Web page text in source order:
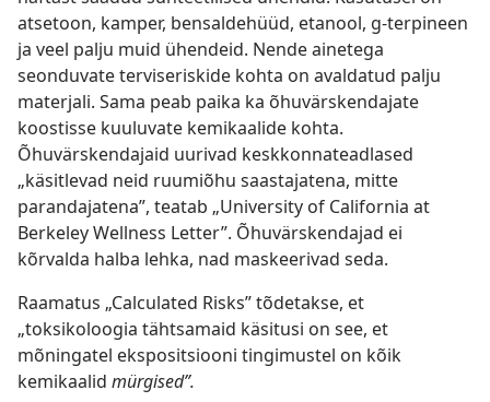
atsetoon, kamper, bensaldehüüd, etanool, g-terpineen
ja veel palju muid ühendeid. Nende ainetega
seonduvate terviseriskide kohta on avaldatud palju
materjali. Sama peab paika ka õhuvärskendajate
koostisse kuuluvate kemikaalide kohta.
Õhuvärskendajaid uurivad keskkonnateadlased
„käsitlevad neid ruumiõhu saastajatena, mitte
parandajatena”, teatab „University of California at
Berkeley Wellness Letter”. Õhuvärskendajad ei
kõrvalda halba lehka, nad maskeerivad seda.
Raamatus „Calculated Risks” tõdetakse, et
„toksikoloogia tähtsamaid käsitusi on see, et
mõningatel ekspositsiooni tingimustel on kõik
kemikaalid mürgised”.